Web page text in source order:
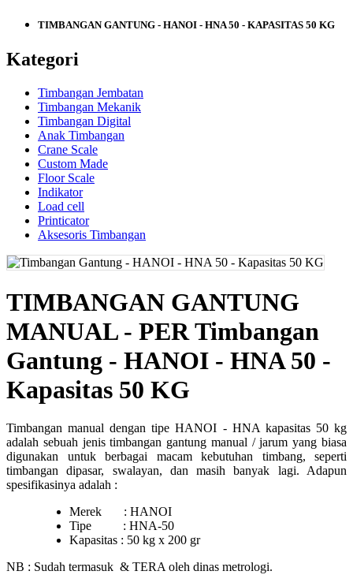
TIMBANGAN GANTUNG - HANOI - HNA 50 - KAPASITAS 50 KG
Kategori
Timbangan Jembatan
Timbangan Mekanik
Timbangan Digital
Anak Timbangan
Crane Scale
Custom Made
Floor Scale
Indikator
Load cell
Printicator
Aksesoris Timbangan
TIMBANGAN GANTUNG
MANUAL - PER Timbangan
Gantung - HANOI - HNA 50 -
Kapasitas 50 KG
Timbangan manual dengan tipe HANOI - HNA kapasitas 50 kg
adalah sebuah jenis timbangan gantung manual / jarum yang biasa
digunakan untuk berbagai macam kebutuhan timbang, seperti
timbangan dipasar, swalayan, dan masih banyak lagi. Adapun
spesifikasinya adalah :
Merek : HANOI
Tipe : HNA-50
Kapasitas : 50 kg x 200 gr
NB : Sudah termasuk & TERA oleh dinas metrologi.